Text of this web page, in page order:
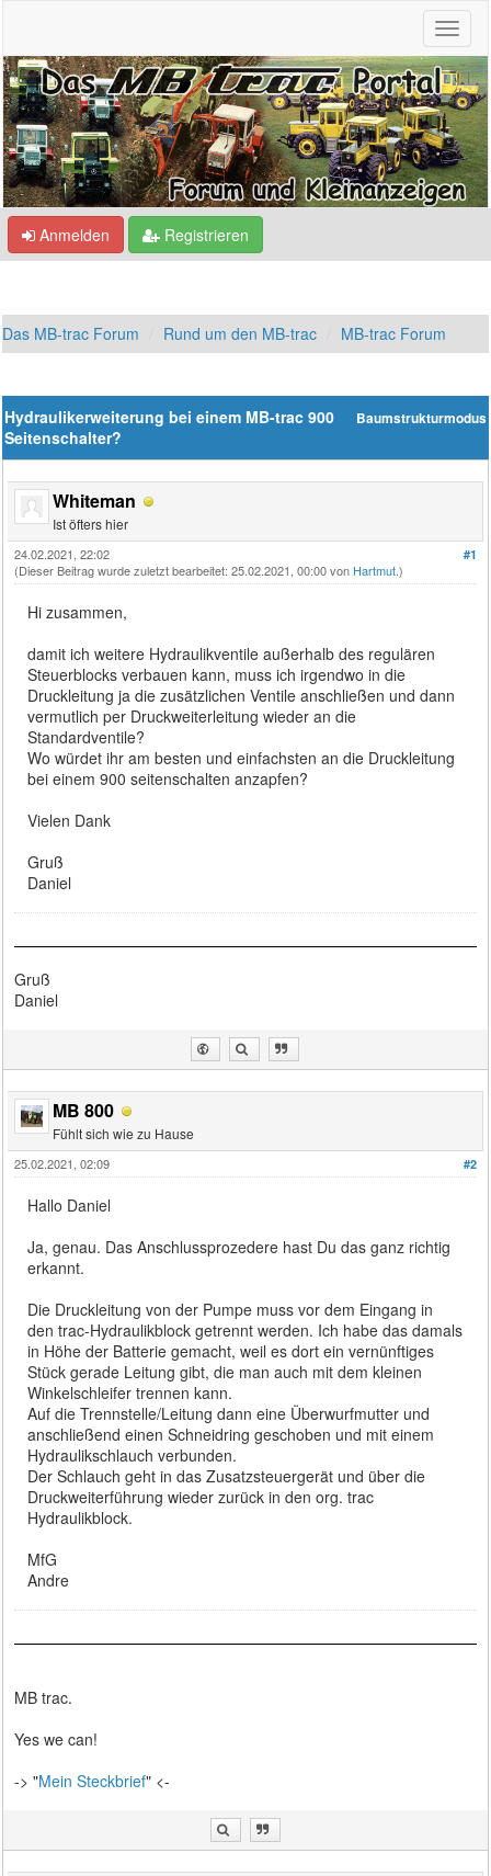
Anmelden Registrieren
Das MB-trac Forum Rund um den MB-trac MB-trac Forum
Baumstrukturmodus
Hydraulikerweiterung bei einem MB-trac 900
Seitenschalter?
Whiteman
Ist öfters hier
#1
24.02.2021, 22:02
(Dieser Beitrag wurde zuletzt bearbeitet: 25.02.2021, 00:00 von Hartmut.)
Hi zusammen,
damit ich weitere Hydraulikventile außerhalb des regulären
Steuerblocks verbauen kann, muss ich irgendwo in die
Druckleitung ja die zusätzlichen Ventile anschließen und dann
vermutlich per Druckweiterleitung wieder an die
Standardventile?
Wo würdet ihr am besten und einfachsten an die Druckleitung
bei einem 900 seitenschalten anzapfen?
Vielen Dank
Gruß
Daniel
Gruß
Daniel
MB 800
Fühlt sich wie zu Hause
#2
25.02.2021, 02:09
Hallo Daniel
Ja, genau. Das Anschlussprozedere hast Du das ganz richtig
erkannt.
Die Druckleitung von der Pumpe muss vor dem Eingang in
den trac-Hydraulikblock getrennt werden. Ich habe das damals
in Höhe der Batterie gemacht, weil es dort ein vernünftiges
Stück gerade Leitung gibt, die man auch mit dem kleinen
Winkelschleifer trennen kann.
Auf die Trennstelle/Leitung dann eine Überwurfmutter und
anschließend einen Schneidring geschoben und mit einem
Hydraulikschlauch verbunden.
Der Schlauch geht in das Zusatzsteuergerät und über die
Druckweiterführung wieder zurück in den org. trac
Hydraulikblock.
MfG
Andre
MB trac.
Yes we can!
-> "Mein Steckbrief" <-